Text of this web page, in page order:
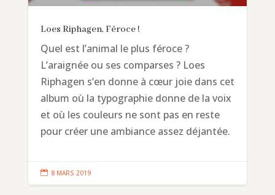
Loes Riphagen, Féroce !
Quel est l’animal le plus féroce ?
L’araignée ou ses comparses ? Loes
Riphagen s’en donne à cœur joie dans cet
album où la typographie donne de la voix
et où les couleurs ne sont pas en reste
pour créer une ambiance assez déjantée.
 8 MARS 2019